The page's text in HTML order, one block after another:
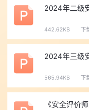
2024年二级
442.62KB 下
2024年三级
565.94KB 下
《安全评价